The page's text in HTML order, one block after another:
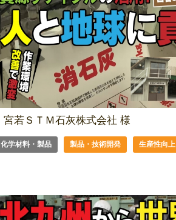
宮若ＳＴＭ石灰株式会社 様
化学材料・製品 製品・技術開発 生産性向上